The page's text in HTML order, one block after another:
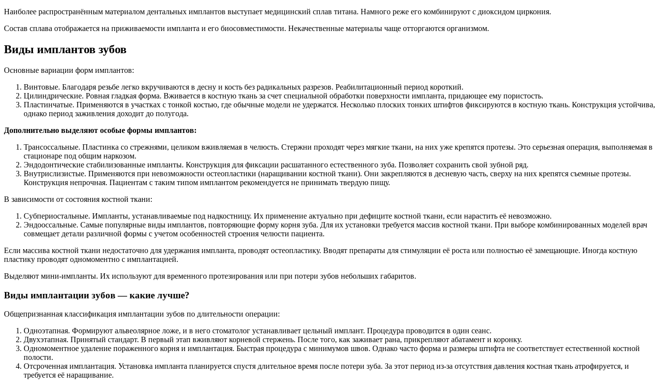
Наиболее распространённым материалом дентальных имплантов выступает медицинский сплав титана. Намного реже его комбинируют с диоксидом циркония.
Состав сплава отображается на приживаемости импланта и его биосовместимости. Некачественные материалы чаще отторгаются организмом.
Виды имплантов зубов
Основные вариации форм имплантов:
Винтовые. Благодаря резьбе легко вкручиваются в десну и кость без радикальных разрезов. Реабилитационный период короткий.
Цилиндрические. Ровная гладкая форма. Вживается в костную ткань за счет специальной обработки поверхности импланта, придающее ему пористость.
Пластинчатые. Применяются в участках с тонкой костью, где обычные модели не удержатся. Несколько плоских тонких штифтов фиксируются в костную ткань. Конструкция устойчива,
однако период заживления доходит до полугода.
Дополнительно выделяют особые формы имплантов:
Трансоссальные. Пластинка со стрежнями, целиком вживляемая в челюсть. Стержни проходят через мягкие ткани, на них уже крепятся протезы. Это серьезная операция, выполняемая в
стационаре под общим наркозом.
Эндодонтические стабилизованные импланты. Конструкция для фиксации расшатанного естественного зуба. Позволяет сохранить свой зубной ряд.
Внутрислизистые. Применяются при невозможности остеопластики (наращивании костной ткани). Они закрепляются в десневую часть, сверху на них крепятся съемные протезы.
Конструкция непрочная. Пациентам с таким типом имплантом рекомендуется не принимать твердую пищу.
В зависимости от состояния костной ткани:
Субпериостальные. Импланты, устанавливаемые под надкостницу. Их применение актуально при дефиците костной ткани, если нарастить её невозможно.
Эндооссальные. Самые популярные виды имплантов, повторяющие форму корня зуба. Для их установки требуется массив костной ткани. При выборе комбинированных моделей врач
совмещает детали различной формы с учетом особенностей строения челюсти пациента.
Если массива костной ткани недостаточно для удержания импланта, проводят остеопластику. Вводят препараты для стимуляции её роста или полностью её замещающие. Иногда костную
пластику проводят одномоментно с имплантацией.
Выделяют мини-импланты. Их используют для временного протезирования или при потери зубов небольших габаритов.
Виды имплантации зубов — какие лучше?
Общепризнанная классификация имплантации зубов по длительности операции:
Одноэтапная. Формируют альвеолярное ложе, и в него стоматолог устанавливает цельный имплант. Процедура проводится в один сеанс.
Двухэтапная. Принятый стандарт. В первый этап вживляют корневой стержень. После того, как заживает рана, прикрепляют абатамент и коронку.
Одномоментное удаление пораженного корня и имплантация. Быстрая процедура с минимумов швов. Однако часто форма и размеры штифта не соответствует естественной костной
полости.
Отсроченная имплантация. Установка импланта планируется спустя длительное время после потери зуба. За этот период из-за отсутствия давления костная ткань атрофируется, и
требуется её наращивание.